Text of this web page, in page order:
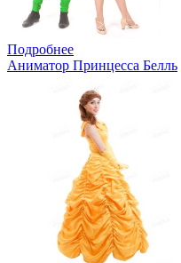
Подробнее
Аниматор Принцесса Белль